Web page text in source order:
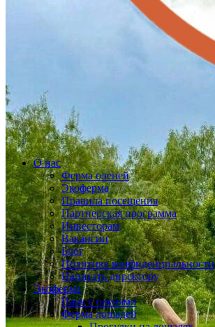
О нас
Ферма оленей
Экоферма
Правила посещения
Партнерская программа
Инвесторам
Вакансии
Блог
Политика конфиденциальности
Написать директору
Экоферма
Парк с оленями
Ферма лошадей